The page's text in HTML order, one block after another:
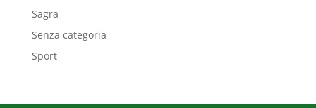
Sagra
Senza categoria
Sport